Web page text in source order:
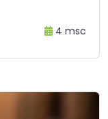
4 msc